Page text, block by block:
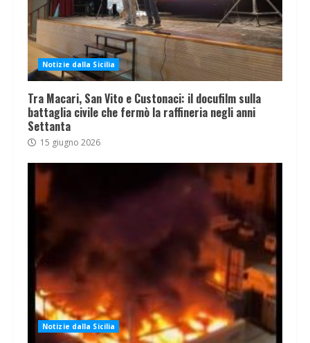
Notizie dalla Sicilia
Tra Macari, San Vito e Custonaci: il docufilm sulla
battaglia civile che fermò la raffineria negli anni
Settanta
15 giugno 2026
Notizie dalla Sicilia